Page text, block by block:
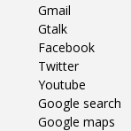
Gmail
Gtalk
Facebook
Twitter
Youtube
Google search
Google maps